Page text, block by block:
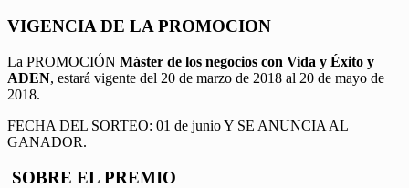
VIGENCIA DE LA PROMOCION
La PROMOCIÓN Máster de los negocios con Vida y Éxito y
ADEN, estará vigente del 20 de marzo de 2018 al 20 de mayo de
2018.
FECHA DEL SORTEO: 01 de junio Y SE ANUNCIA AL
GANADOR.
SOBRE EL PREMIO